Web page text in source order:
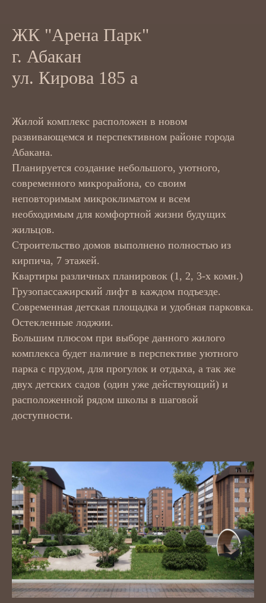
ЖК "Арена Парк"
г. Абакан
ул. Кирова 185 а
Жилой комплекс расположен в новом
развивающемся и перспективном районе города
Абакана.
Планируется создание небольшого, уютного,
современного микрорайона, со своим
неповторимым микроклиматом и всем
необходимым для комфортной жизни будущих
жильцов.
Строительство домов выполнено полностью из
кирпича, 7 этажей.
Квартиры различных планировок (1, 2, 3-х комн.)
Грузопассажирский лифт в каждом подъезде.
Современная детская площадка и удобная парковка.
Остекленные лоджии.
Большим плюсом при выборе данного жилого
комплекса будет наличие в перспективе уютного
парка с прудом, для прогулок и отдыха, а так же
двух детских садов (один уже действующий) и
расположенной рядом школы в шаговой
доступности.